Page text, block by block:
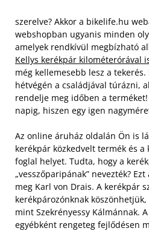
szerelve? Akkor a bikelife.hu
webshopban ugyanis minden
amelyek rendkívül megbízható
Kellys kerékpár kilométerórával
még kellemesebb lesz a
hétvégén a családjával túrázni,
rendelje meg időben a
napig, hiszen egy igen
Az online áruház oldalán Ön is
kerékpár közkedvelt termék és
foglal helyet. Tudta, hogy a
„vesszőparipának” nevezték?
meg Karl von Drais. A kerékpár
kerékpározónknak
mint Szekrényessy Kálmánnak.
egyébként rengeteg fejlődésen